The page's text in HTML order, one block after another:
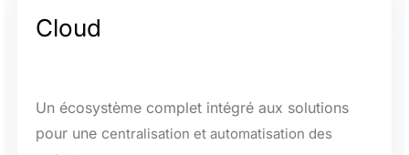
Cloud
Un écosystème complet intégré aux solutions
pour une centralisation et automatisation des